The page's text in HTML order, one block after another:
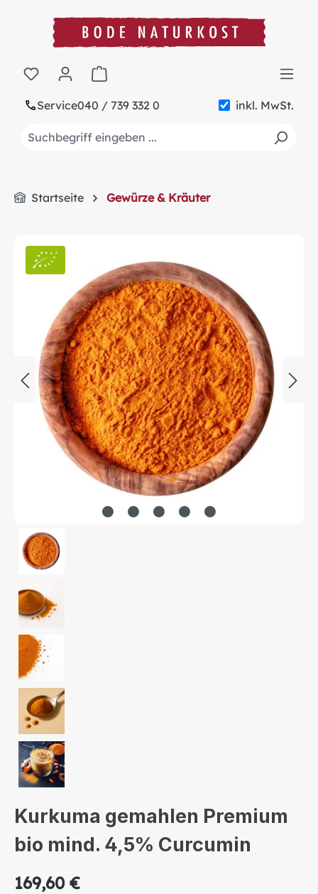
springen
Service040 / 739 332 0 inkl. MwSt.
Warenkorb enthält 0 Positionen. Der
Startseite Gewürze & Kräuter
Bildergalerie überspringen
Kurkuma gemahlen Premium
bio mind. 4,5% Curcumin
169,60 €